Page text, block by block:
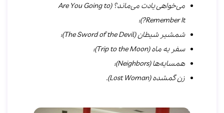
می‌خواهی یادت می‌ماند؟ (Are You Going to
Remember It? )؛
شمشیر شیطان (The Sword of the Devil)؛
سفر به ماه (Trip to the Moon)؛
همسایه‌ها (Neighbors)؛
زن گمشده (Lost Woman
).